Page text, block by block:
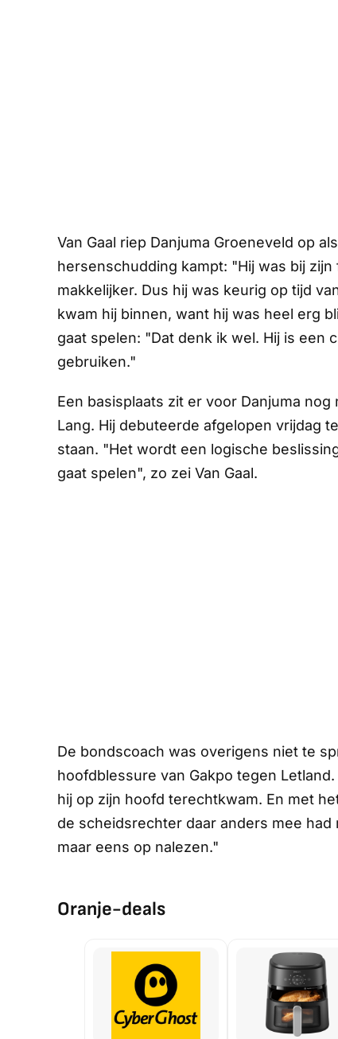
Van Gaal riep Danjuma Groeneveld op
hersenschudding kampt: "Hij was bij
makkelijker. Dus hij was keurig op tijd
kwam hij binnen, want hij was heel erg
gaat spelen: "Dat denk ik wel. Hij is
gebruiken."
Een basisplaats zit er voor Danjuma
Lang. Hij debuteerde afgelopen vrijdag
staan. "Het wordt een logische
gaat spelen", zo zei Van Gaal.
De bondscoach was overigens niet te
hoofdblessure van Gakpo tegen
hij op zijn hoofd terechtkwam. En met
de scheidsrechter daar anders mee
maar eens op nalezen."
Oranje-deals